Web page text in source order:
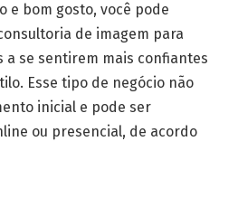
e bom gosto, você pode
de imagem para
a se sentirem mais confiantes
Esse tipo de negócio não
inicial e pode ser
ou presencial, de acordo